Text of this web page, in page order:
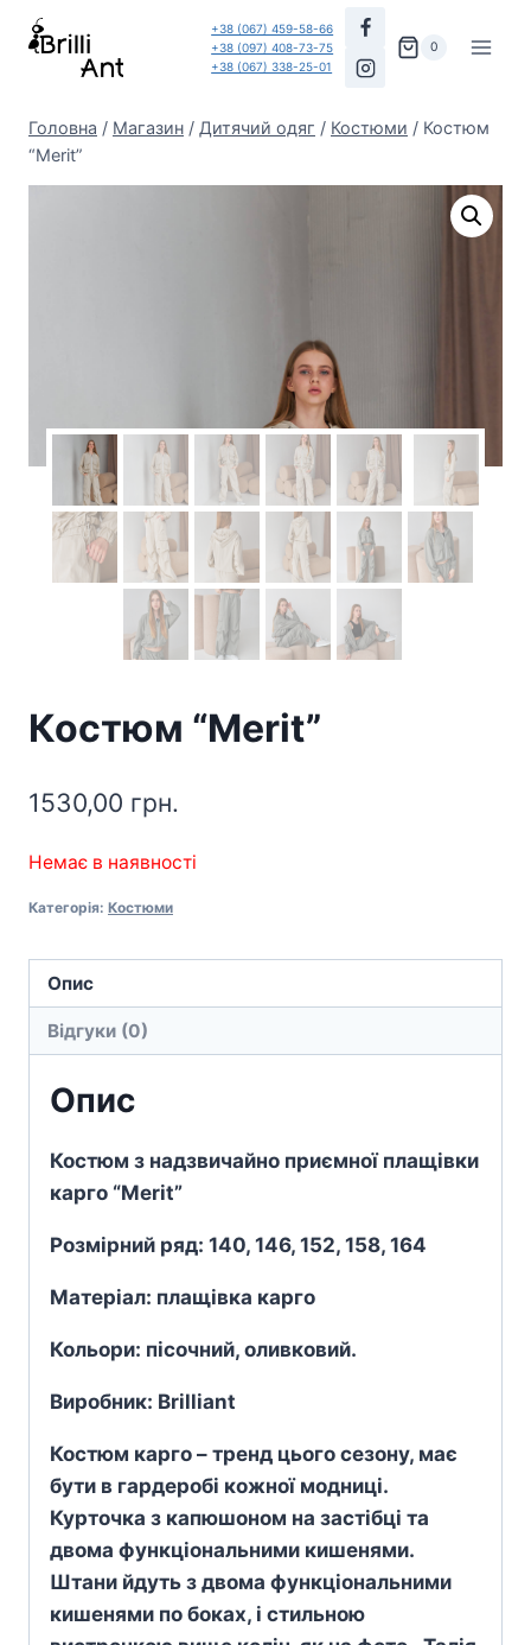
Перейти
+38 (067) 459-58-66
+38 (097) 408-73-75
+38 (067) 338-25-01
0
Головна / Магазин / Дитячий одяг / Костюми / Костюм
“Merit”
Костюм “Merit”
1530,00 грн.
Немає в наявності
Категорія: Костюми
Опис
Відгуки (0)
Опис
Костюм з надзвичайно приємної плащівки
карго “Merit”
Розмірний ряд: 140, 146, 152, 158, 164
Матеріал: плащівка карго
Кольори: пісочний, оливковий.
Виробник: Brilliant
Костюм карго – тренд цього сезону, має
бути в гардеробі кожної модниці.
Курточка з капюшоном на застібці та
двома функціональними кишенями.
Штани йдуть з двома функціональними
кишенями по боках, і стильною